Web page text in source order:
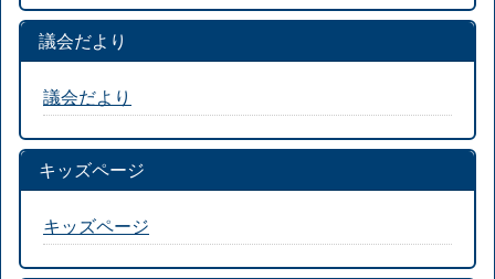
議会だより
議会だより
キッズページ
キッズページ